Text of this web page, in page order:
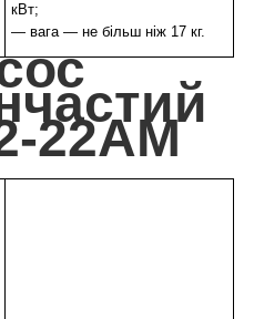
кВт;
— вага — не більш ніж 17 кг.
22АМ